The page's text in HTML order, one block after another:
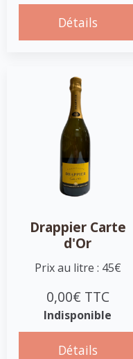
Détails
Drappier Carte
d'Or
Prix au litre : 45€
0,00€ TTC
Indisponible
Détails